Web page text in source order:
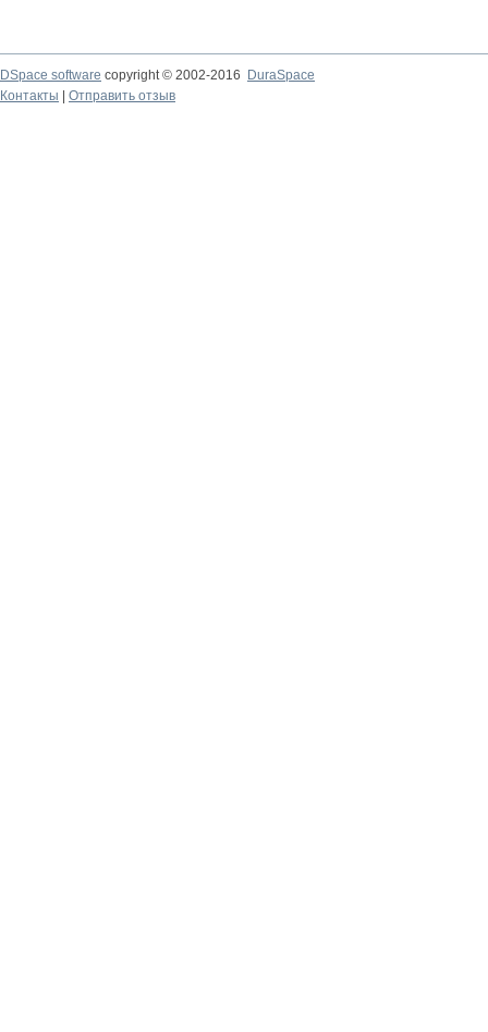
DSpace software copyright © 2002-2016
DuraSpace
Контакты
Отправить отзыв